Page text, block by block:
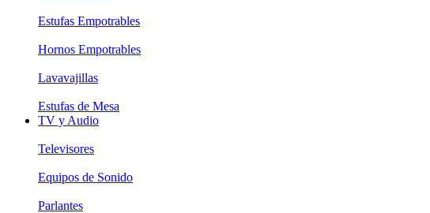
Estufas Empotrables
Hornos Empotrables
Lavavajillas
Estufas de Mesa
TV y Audio
Televisores
Equipos de Sonido
Parlantes